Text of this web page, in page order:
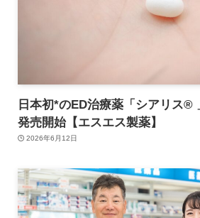
日本初*のED治療薬「シアリス®
発売開始【エスエス製薬】
2026年6月12日